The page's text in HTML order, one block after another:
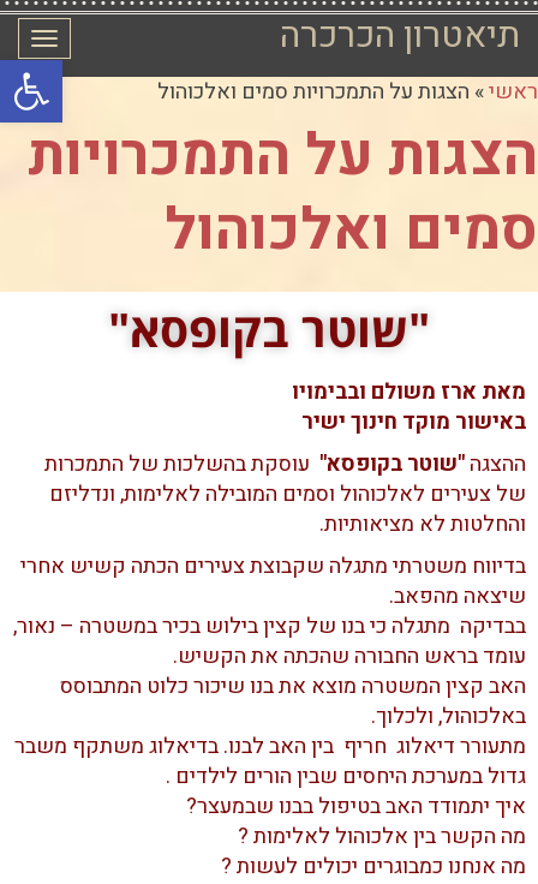
פתח
תיאטרון הכרכרה
ראשי» הצגות על התמכרויות סמים ואלכוהול
הצגות על התמכרויות
סמים ואלכוהול
"שוטר בקופסא"
מאת ארז משולם ובבימויו
באישור מוקד חינוך ישיר
ההצגה"שוטר בקופסא" עוסקת בהשלכות של התמכרות
של צעירים לאלכוהול וסמים המובילה לאלימות, ונדליזם
והחלטות לא מציאותיות.
בדיווח משטרתי מתגלה שקבוצת צעירים הכתה קשיש אחרי
שיצאה מהפאב.
בבדיקה מתגלה כי בנו של קצין בילוש בכיר במשטרה – נאור,
עומד בראש החבורה שהכתה את הקשיש.
האב קצין המשטרה מוצא את בנו שיכור כלוט המתבוסס
באלכוהול, ולכלוך.
מתעורר דיאלוג חריף בין האב לבנו. בדיאלוג משתקף משבר
גדול במערכת היחסים שבין הורים לילדים .
איך יתמודד האב בטיפול בבנו שבמעצר?
מה הקשר בין אלכוהול לאלימות ?
מה אנחנו כמבוגרים יכולים לעשות ?